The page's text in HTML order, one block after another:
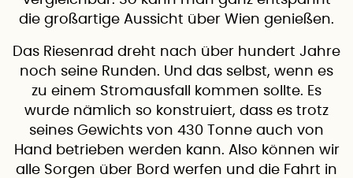
die großartige Aussicht über Wien genießen.
Das Riesenrad dreht nach über hundert Jahre
noch seine Runden. Und das selbst, wenn es
zu einem Stromausfall kommen sollte. Es
wurde nämlich so konstruiert, dass es trotz
seines Gewichts von 430 Tonne auch von
Hand betrieben werden kann. Also können wir
alle Sorgen über Bord werfen und die Fahrt in